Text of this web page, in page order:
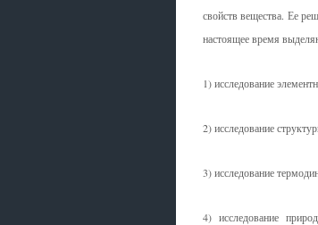
свойств вещества. Ее
настоящее время
1) исследование
2) исследование
3) исследование
4) исследование